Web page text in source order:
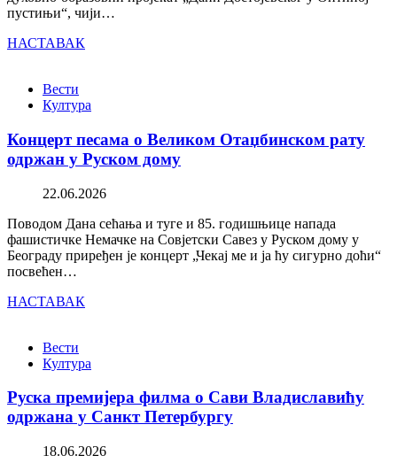
пустињи“, чији…
НАСТАВАК
Вести
Култура
Концерт песама о Великом Отаџбинском рату
одржан у Руском дому
22.06.2026
Поводом Дана сећања и туге и 85. годишњице напада
фашистичке Немачке на Совјетски Савез у Руском дому у
Београду приређен је концерт „Чекај ме и ја ћу сигурно доћи“
посвећен…
НАСТАВАК
Вести
Култура
Руска премијера филма о Сави Владиславићу
одржана у Санкт Петербургу
18.06.2026